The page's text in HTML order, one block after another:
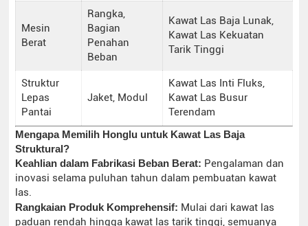
Mesin
Berat
Rangka,
Bagian
Penahan
Beban
Kawat Las Baja Lunak,
Kawat Las Kekuatan
Tarik Tinggi
Struktur
Lepas
Pantai
Jaket, Modul
Kawat Las Inti Fluks,
Kawat Las Busur
Terendam
Mengapa Memilih Honglu untuk Kawat Las Baja
Struktural?
Keahlian dalam Fabrikasi Beban Berat: Pengalaman dan
inovasi selama puluhan tahun dalam pembuatan kawat
las.
Rangkaian Produk Komprehensif: Mulai dari kawat las
paduan rendah hingga kawat las tarik tinggi, semuanya